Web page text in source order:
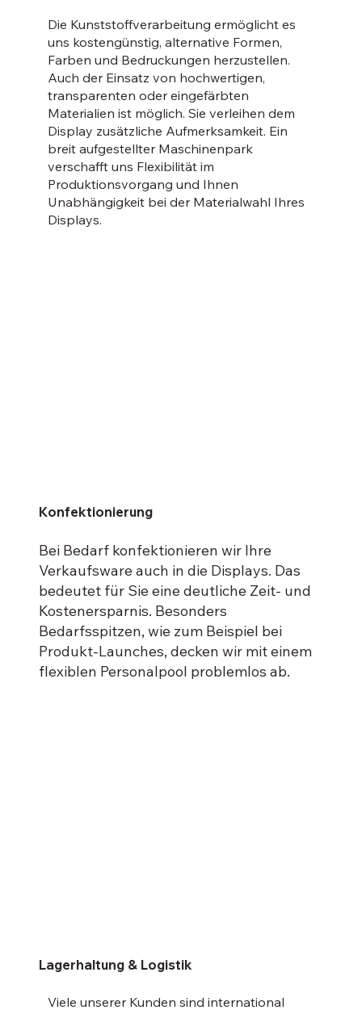
Bei Bedarf konfektionieren wir Ihre
Verkaufsware auch in die Displays. Das
bedeutet für Sie eine deutliche Zeit- und
Kostenersparnis. Besonders
Bedarfsspitzen, wie zum Beispiel bei
Produkt-Launches, decken wir mit einem
flexiblen Personalpool problemlos ab.
Konfektionierung
Die Kunststoffverarbeitung ermöglicht es
uns kostengünstig, alternative Formen,
Farben und Bedruckungen herzustellen.
Auch der Einsatz von hochwertigen,
transparenten oder eingefärbten
Materialien ist möglich. Sie verleihen dem
Display zusätzliche Aufmerksamkeit. Ein
breit aufgestellter Maschinenpark
verschafft uns Flexibilität im
Produktionsvorgang und Ihnen
Unabhängigkeit bei der Materialwahl Ihres
Displays.
Viele unserer Kunden sind international
Lagerhaltung & Logistik